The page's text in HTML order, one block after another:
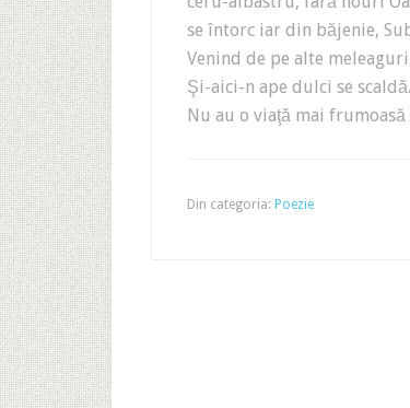
se întorc iar din băjenie,
Venind de pe alte
Şi-aici-n ape dulci se
Nu au o viaţă mai
Din categoria: Poezie